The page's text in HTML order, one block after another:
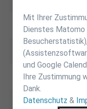
-52
Franziska
Winzig
Emily
Dennochweiler
Antonia
Mit Ihrer
Dienstes Matomo
und Google
Ihre Zustimmung
Dank.
Datenschutz &